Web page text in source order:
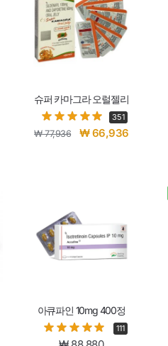
슈퍼 카마그라 오럴젤리
351
₩77,936 ₩66,936
아큐파인 10mg 400정
111